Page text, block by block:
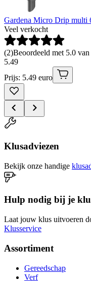
Gardena Micro Drip multi
Veel verkocht
(2)Beoordeeld met 5.0
5.49
Prijs: 5.49 euro
Klusadviezen
Bekijk onze handige
Hulp nodig bij je
Laat jouw klus uitvoeren
Klusservice
Assortiment
Gereedschap
Verf